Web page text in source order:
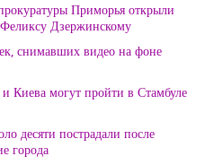
Приморья открыли
Дзержинскому
снимавших видео на фоне
Киева могут пройти в Стамбуле
десяти пострадали после
города